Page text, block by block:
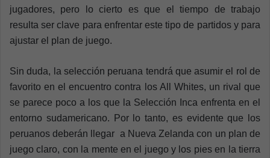
jugadores, pero lo cierto es que el tiempo de trabajo
resulta ser clave para enfrentar este tipo de partidos y para
ajustar el plan de juego.
Sin duda, la selección peruana tendrá que asumir el rol de
favorito en el encuentro contra los All Whites, un rival que
se parece poco a los que la Selección Inca enfrenta en el
entorno sudamericano. Por lo tanto, es evidente que los
peruanos deberán llegar a Nueva Zelanda con un plan de
juego claro, con la mente en el juego y los pies en la tierra